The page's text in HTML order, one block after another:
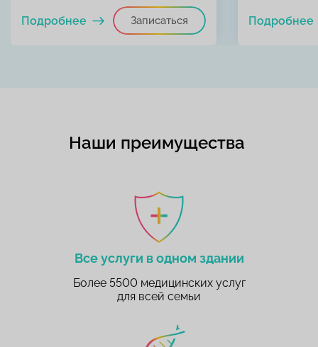
Записаться
Подробнее Подробнее
Наши преимущества
Все услуги в одном здании
Более 5500 медицинских услуг
для всей семьи